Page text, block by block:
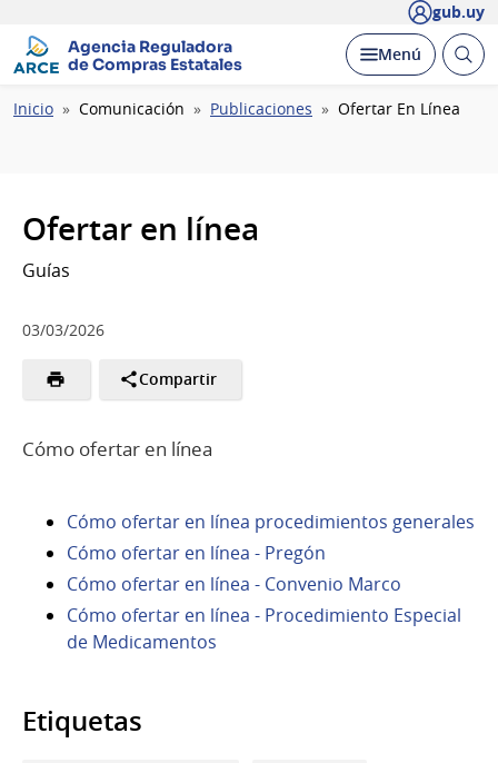
gub.uy
Agencia Reguladora
de Compras Estatales
Desplegar
Menú Abrir
Ruta
Inicio Comunicación Publicaciones Ofertar En Línea
Ofertar en línea
Guías
03/03/2026
Compartir
Cómo ofertar en línea
Cómo ofertar en línea procedimientos generales
Cómo ofertar en línea - Pregón
Cómo ofertar en línea - Convenio Marco
Cómo ofertar en línea - Procedimiento Especial
de Medicamentos
Etiquetas